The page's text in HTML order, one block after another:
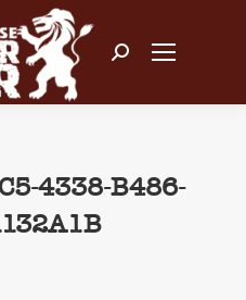
Zoeken:
4338-B486-